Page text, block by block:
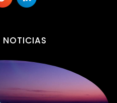
NOTICIAS